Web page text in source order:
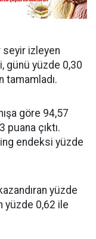
seyir izleyen
günü yüzde 0,30
tamamladı.
göre 94,57
puana çıktı.
endeksi yüzde
yüzde
yüzde 0,62 ile